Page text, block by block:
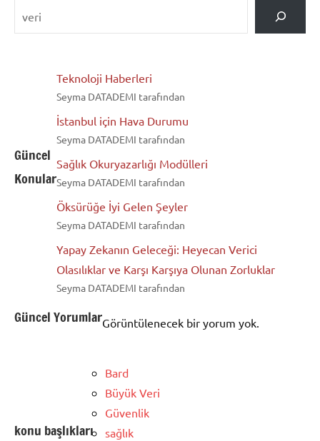
Güncel
Konular
Teknoloji Haberleri
Seyma DATADEMI tarafından
İstanbul için Hava Durumu
Seyma DATADEMI tarafından
Sağlık Okuryazarlığı Modülleri
Seyma DATADEMI tarafından
Öksürüğe İyi Gelen Şeyler
Seyma DATADEMI tarafından
Yapay Zekanın Geleceği: Heyecan Verici
Olasılıklar ve Karşı Karşıya Olunan Zorluklar
Seyma DATADEMI tarafından
Güncel YorumlarGörüntülenecek bir yorum yok.
konu başlıkları
Bard
Büyük Veri
Güvenlik
sağlık